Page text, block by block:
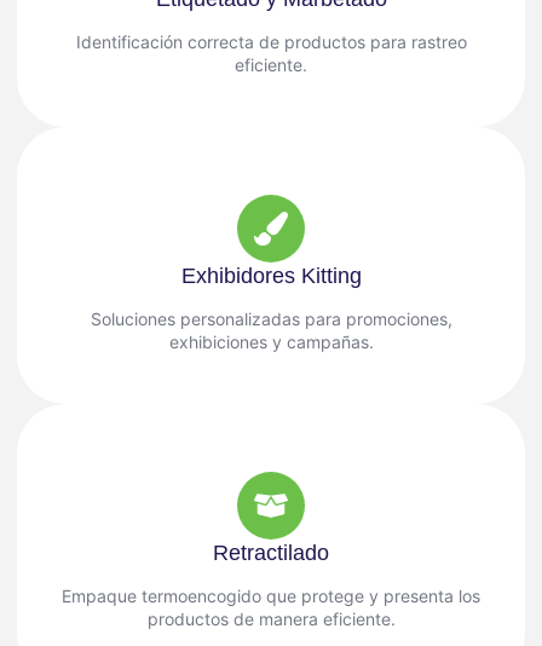
Identificación correcta de productos para rastreo
eficiente.
Exhibidores Kitting
Soluciones personalizadas para promociones,
exhibiciones y campañas.
Retractilado
Empaque termoencogido que protege y presenta los
productos de manera eficiente.